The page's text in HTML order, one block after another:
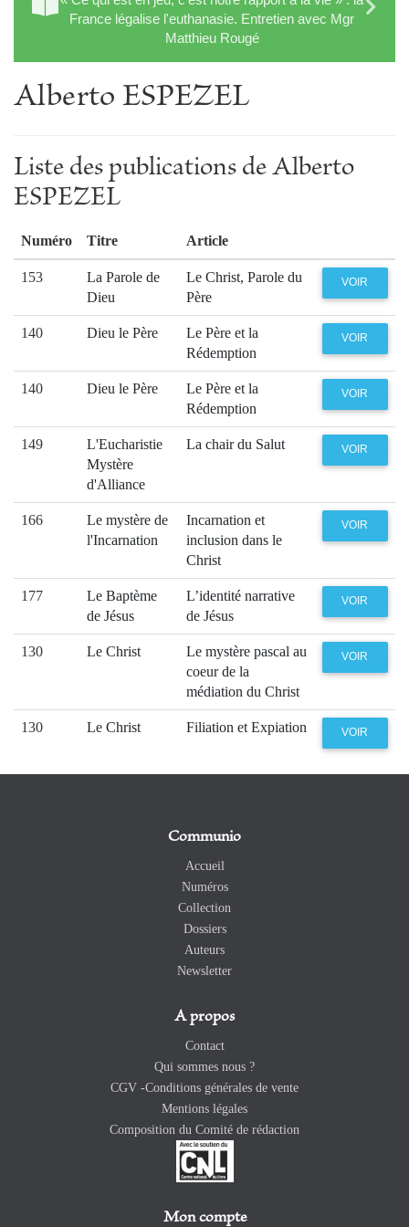
France légalise l'euthanasie. Entretien avec Mgr
Matthieu Rougé
Alberto ESPEZEL
Liste des publications de Alberto
ESPEZEL
Numéro Titre Article
153
La Parole de
Dieu
Le Christ, Parole du
Père
VOIR
140 Dieu le Père
Le Père et la
Rédemption
VOIR
140 Dieu le Père
Le Père et la
Rédemption
VOIR
149
L'Eucharistie
Mystère
d'Alliance
La chair du Salut VOIR
166
Le mystère de
l'Incarnation
Incarnation et
inclusion dans le
Christ
VOIR
177
Le Baptème
de Jésus
L’identité narrative
de Jésus
VOIR
130 Le Christ
Le mystère pascal au
coeur de la
médiation du Christ
VOIR
130 Le Christ Filiation et Expiation VOIR
Communio
Accueil
Numéros
Collection
Dossiers
Auteurs
Newsletter
A propos
Contact
Qui sommes nous ?
CGV -Conditions générales de vente
Mentions légales
Composition du Comité de rédaction
Mon compte